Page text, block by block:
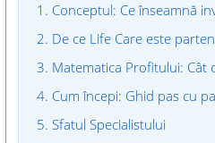
1. Conceptul: Ce înseamnă
2. De ce Life Care este
3. Matematica Profitului: Cât
4. Cum începi: Ghid pas cu
5. Sfatul Specialistului